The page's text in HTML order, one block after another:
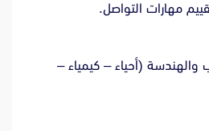
(أحياء – كيمياء –